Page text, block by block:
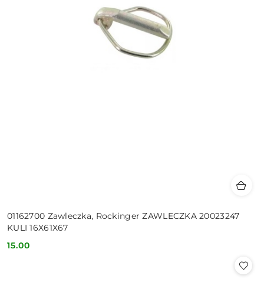
01162700 Zawleczka, Rockinger ZAWLECZKA 20023247
KULI 16X61X67
Cena:
15.00